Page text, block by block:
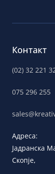
Контакт
(02) 32 221
075 296 255
Адреса:
Јадранска
Скопје,